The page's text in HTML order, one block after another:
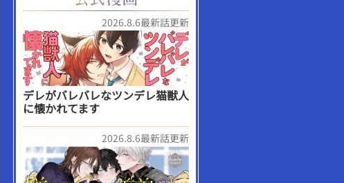
2026.8.6最新話更新
デレがバレバレなツンデレ猫獣人
に懐かれてます
2026.8.6最新話更新